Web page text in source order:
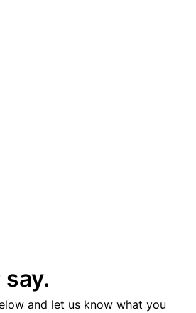
and let us know what you